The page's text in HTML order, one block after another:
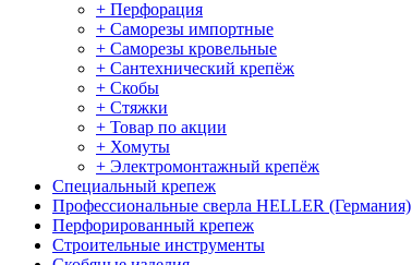
+ Перфорация
+ Саморезы импортные
+ Саморезы кровельные
+ Сантехнический крепёж
+ Скобы
+ Стяжки
+ Товар по акции
+ Хомуты
+ Электромонтажный крепёж
Специальный крепеж
Профессиональные сверла HELLER (Германия)
Перфорированный крепеж
Строительные инструменты